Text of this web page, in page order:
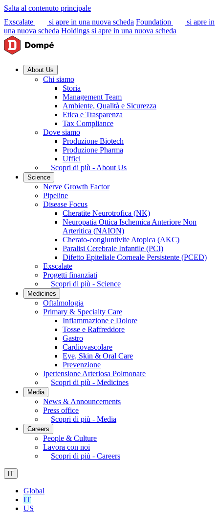
Salta al contenuto principale
Exscalate
si apre in una nuova scheda Foundation
si apre in
una nuova scheda Holdings si apre in una nuova scheda
About Us
Chi siamo
Storia
Management Team
Ambiente, Qualità e Sicurezza
Etica e Trasparenza
Tax Compliance
Dove siamo
Produzione Biotech
Produzione Pharma
Uffici
Scopri di più - About Us
Science
Nerve Growth Factor
Pipeline
Disease Focus
Cheratite Neurotrofica (NK)
Neuropatia Ottica Ischemica Anteriore Non
Arteritica (NAION)
Cherato-congiuntivite Atopica (AKC)
Paralisi Cerebrale Infantile (PCI)
Difetto Epiteliale Corneale Persistente (PCED)
Exscalate
Progetti finanziati
Scopri di più - Science
Medicines
Oftalmologia
Primary & Specialty Care
Infiammazione e Dolore
Tosse e Raffreddore
Gastro
Cardiovascolare
Eye, Skin & Oral Care
Prevenzione
Ipertensione Arteriosa Polmonare
Scopri di più - Medicines
Media
News & Announcements
Press office
Scopri di più - Media
Careers
People & Culture
Lavora con noi
Scopri di più - Careers
IT
Global
IT
US